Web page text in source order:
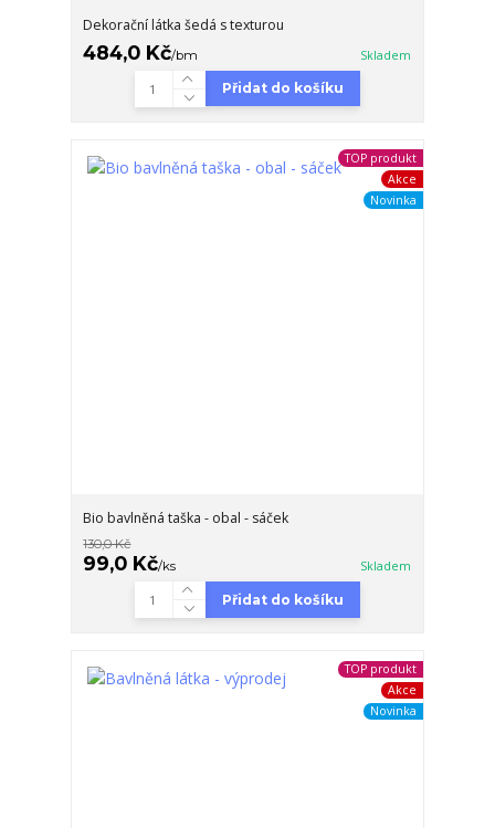
Dekorační látka šedá s texturou
484,0 Kč/bm Skladem
Přidat do košíku
TOP produkt
Akce
Novinka
Bio bavlněná taška - obal - sáček
130,0 Kč
99,0 Kč/ks Skladem
Přidat do košíku
TOP produkt
Akce
Novinka